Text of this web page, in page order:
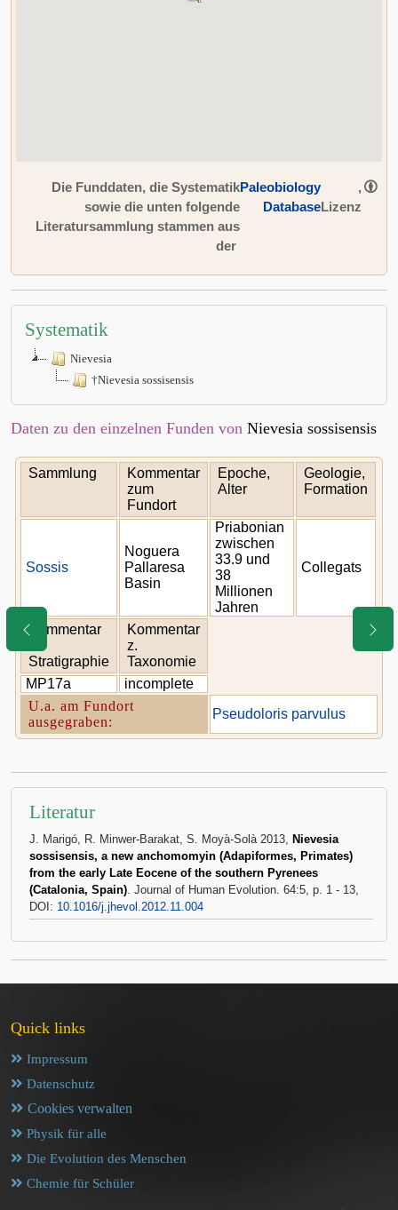
Die Funddaten, die Systematik
sowie die unten folgende
Literatursammlung stammen aus
der
Paleobiology
Database
,
Lizenz
Systematik
Nievesia
†Nievesia sossisensis
Daten zu den einzelnen Funden von Nievesia sossisensis
Sammlung
Kommentar
zum
Fundort
Epoche,
Alter
Geologie,
Formation
Sossis
Noguera
Pallaresa
Basin
Priabonian
zwischen
33.9 und
38
Millionen
Jahren
Collegats
Kommentar
Stratigraphie
Kommentar
z.
Taxonomie
MP17a
incomplete
U.a. am Fundort
ausgegraben:
Pseudoloris parvulus
Literatur
J. Marigó, R. Minwer-Barakat, S. Moyà-Solà 2013, Nievesia
sossisensis, a new anchomomyin (Adapiformes, Primates)
from the early Late Eocene of the southern Pyrenees
(Catalonia, Spain). Journal of Human Evolution. 64:5, p. 1 - 13,
DOI: 10.1016/j.jhevol.2012.11.004
Quick links
Impressum
Datenschutz
Cookies verwalten
Physik für alle
Die Evolution des Menschen
Chemie für Schüler